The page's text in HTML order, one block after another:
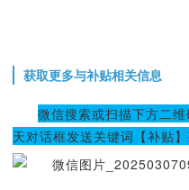
获取更多与补贴相关信息
微信搜索或扫描下方二
天对话框发送关键词【补贴